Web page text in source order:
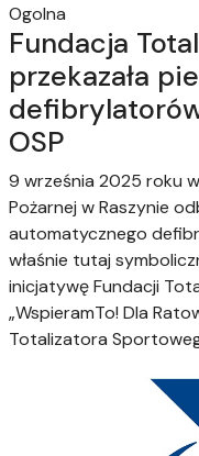
Ogolna
Fundacja
przekazała
OSP
9 września 2025 roku
Pożarnej w Raszynie
automatycznego
właśnie tutaj
inicjatywę Fundacji
„WspieramTo! Dla
Totalizatora